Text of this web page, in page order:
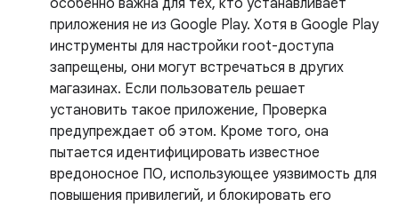
особенно важна для тех, кто устанавливает
приложения не из Google Play. Хотя в Google Play
инструменты для настройки root-доступа
запрещены, они могут встречаться в других
магазинах. Если пользователь решает
установить такое приложение, Проверка
предупреждает об этом. Кроме того, она
пытается идентифицировать известное
вредоносное ПО, использующее уязвимость для
повышения привилегий, и блокировать его